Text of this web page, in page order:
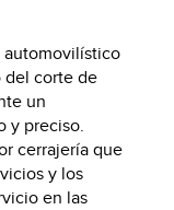
automovilístico
del corte de
un
y preciso.
cerrajería que
y los
en las